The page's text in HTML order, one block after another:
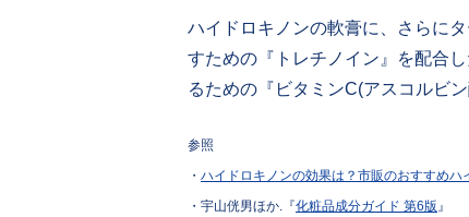
ハイドロキノンの軟膏に、さらに
すための『トレチノイン』を配合
るための『ビタミンC(アスコルビ
参照
・ ハイドロキノンの効果は？市販のおすすめハ
・宇山侊男ほか.『化粧品成分ガイド 第6版』